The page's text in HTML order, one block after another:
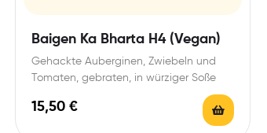
Baigen Ka Bharta H4 (Vegan)
Gehackte Auberginen, Zwiebeln und
Tomaten, gebraten, in würziger Soße
15,50 €